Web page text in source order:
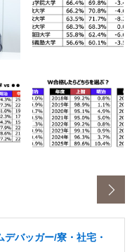
バッガー/寮・社宅・